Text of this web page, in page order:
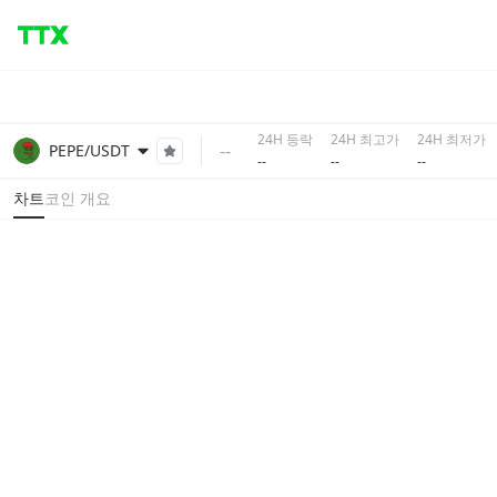
PEPE/USDT --
24H 등락
--
24H 최고가
--
24H 최저가
--
차트 코인 개요